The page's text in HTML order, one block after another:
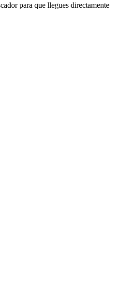
para que llegues directamente